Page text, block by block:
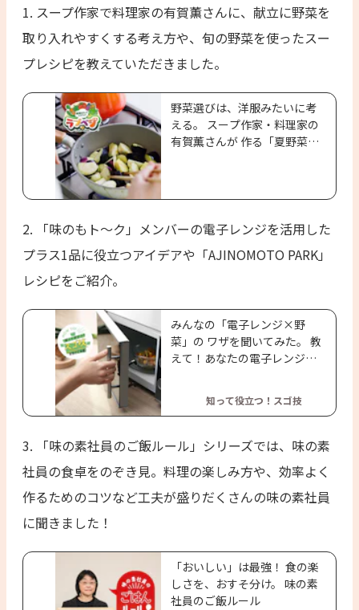
1. スープ作家で料理家の有賀薫さんに、献立に野菜を
取り入れやすくする考え方や、旬の野菜を使ったスー
プレシピを教えていただきました。
野菜選びは、洋服みたいに考
える。 スープ作家・料理家の
有賀薫さんが 作る「夏野菜の
2. 「味のもト〜ク」メンバーの電子レンジを活用した
プラス1品に役立つアイデアや「AJINOMOTO PARK」
レシピをご紹介。
みんなの「電子レンジ×野
菜」の ワザを聞いてみた。 教
えて！あなたの電子レンジ活
知って役立つ！スゴ技
​​3. 「味の素社員のご飯ルール」シリーズでは、味の素
社員の食卓をのぞき見。料理の楽しみ方や、効率よく
作るためのコツなど工夫が盛りだくさんの味の素社員
に聞きました！
「おいしい」は最強！ 食の楽
しさを、おすそ分け。 味の素
社員のご飯ルール